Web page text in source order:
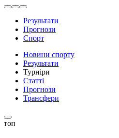
Результати
Прогнози
Спорт
Новини спорту
Результати
Турніри
Статті
Прогнози
Трансфери
топ